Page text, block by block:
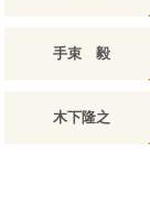
手束 毅
木下隆之